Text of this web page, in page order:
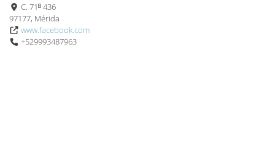
C. 71ᴮ 436
97177, Mérida
www.facebook.com
+529993487963